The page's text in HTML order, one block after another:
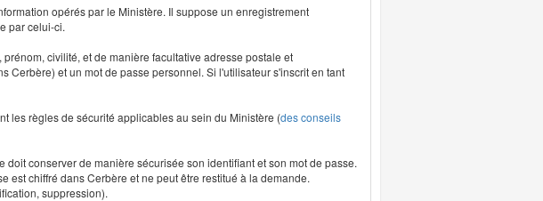
opérés par le Ministère. Il suppose un enregistrement
par celui-ci.
civilité, et de manière facultative adresse postale et
et un mot de passe personnel. Si l'utilisateur s'inscrit en tant
les règles de sécurité applicables au sein du Ministère (des conseils
conserver de manière sécurisée son identifiant et son mot de passe.
est chiffré dans Cerbère et ne peut être restitué à la demande.
suppression).